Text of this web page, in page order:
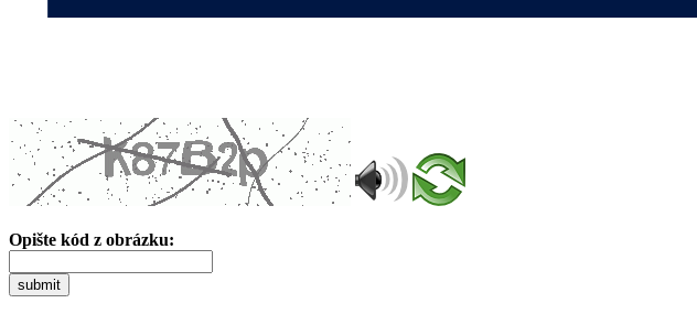
Opište kód z obrázku:
submit